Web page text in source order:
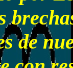
de